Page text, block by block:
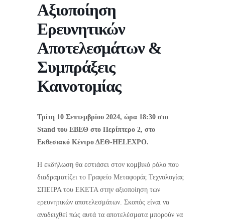
Αξιοποίηση
Ερευνητικών
Αποτελεσμάτων &
Συμπράξεις
Καινοτομίας
Τρίτη 10 Σεπτεμβρίου 2024, ώρα 18:30 στο
Stand του ΕΒΕΘ στο Περίπτερο 2, στο
Εκθεσιακό Κέντρο ΔΕΘ-HELEXPO.
Η εκδήλωση θα εστιάσει στον κομβικό ρόλο που
διαδραματίζει το Γραφείο Μεταφοράς Τεχνολογίας
ΣΠΕΙΡΑ του ΕΚΕΤΑ στην αξιοποίηση των
ερευνητικών αποτελεσμάτων. Σκοπός είναι να
αναδειχθεί πώς αυτά τα αποτελέσματα μπορούν να